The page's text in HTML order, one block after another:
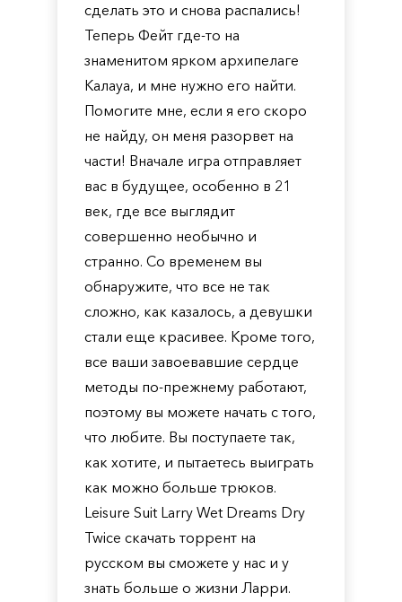
сделать это и снова распались!
Теперь Фейт где-то на
знаменитом ярком архипелаге
Калауа, и мне нужно его найти.
Помогите мне, если я его скоро
не найду, он меня разорвет на
части! Вначале игра отправляет
вас в будущее, особенно в 21
век, где все выглядит
совершенно необычно и
странно. Со временем вы
обнаружите, что все не так
сложно, как казалось, а девушки
стали еще красивее. Кроме того,
все ваши завоевавшие сердце
методы по-прежнему работают,
поэтому вы можете начать с того,
что любите. Вы поступаете так,
как хотите, и пытаетесь выиграть
как можно больше трюков.
Leisure Suit Larry Wet Dreams Dry
Twice скачать торрент на
русском вы сможете у нас и у
знать больше о жизни Ларри.